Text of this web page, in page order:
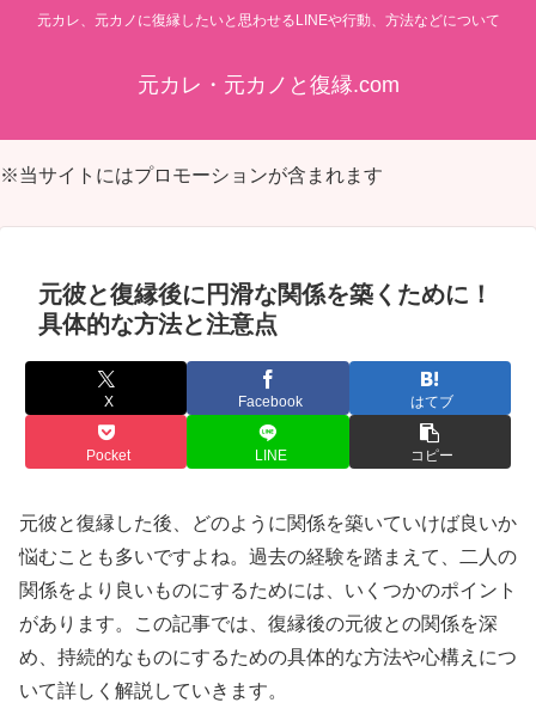
元カレ、元カノに復縁したいと思わせるLINEや行動、方法などについて
元カレ・元カノと復縁.com
※当サイトにはプロモーションが含まれます
元彼と復縁後に円滑な関係を築くために！
具体的な方法と注意点
X Facebook はてブ
Pocket LINE コピー
元彼と復縁した後、どのように関係を築いていけば良いか
悩むことも多いですよね。過去の経験を踏まえて、二人の
関係をより良いものにするためには、いくつかのポイント
があります。この記事では、復縁後の元彼との関係を深
め、持続的なものにするための具体的な方法や心構えにつ
いて詳しく解説していきます。